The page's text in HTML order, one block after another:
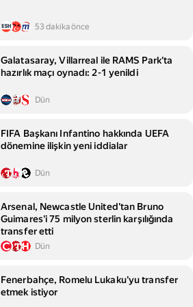
53 dakika önce
Galatasaray, Villarreal ile RAMS Park'ta
hazırlık maçı oynadı: 2-1 yenildi
Dün
FIFA Başkanı Infantino hakkında UEFA
dönemine ilişkin yeni iddialar
Dün
Arsenal, Newcastle United'tan Bruno
Guimares'i 75 milyon sterlin karşılığında
transfer etti
Dün
Fenerbahçe, Romelu Lukaku'yu transfer
etmek istiyor